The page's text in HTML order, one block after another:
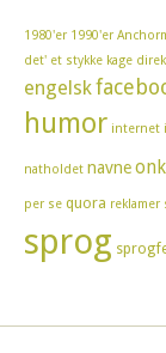
1980'er 1990'er
det' et stykke kage
engelsk
humor internet
natholdet navne
per se quora reklamer
sprog